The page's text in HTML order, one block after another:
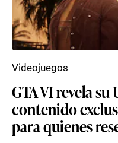
GTA VI revela
contenido
para quienes
Videojuegos